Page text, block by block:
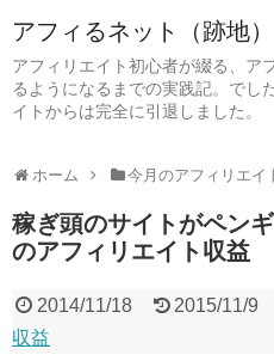
アフィるネット（跡地）
アフィリエイト初心者が綴る、ア
るようになるまでの実践記。でし
イトからは完全に引退しました。
ホーム 今月のアフィリエイ
稼ぎ頭のサイトがペン
のアフィリエイト収益
2014/11/18 2015/11/9
収益